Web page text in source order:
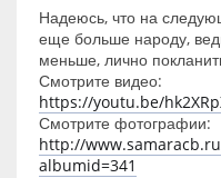
Надеюсь, что на
еще больше народу,
меньше, лично
Смотрите видео:
https://youtu.be/
Смотрите фотографии:
http://
albumid=341